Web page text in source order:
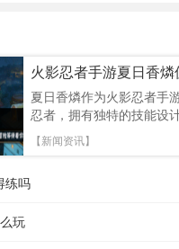
夏日香燐作为火影忍者手
忍者，拥有独特的技能设
格，本文将从技能解析、
技场表现全面评估，助你
基础攻击方面，夏日香燐
主，具备良好的起手能力
【新闻资讯】
练吗
玩